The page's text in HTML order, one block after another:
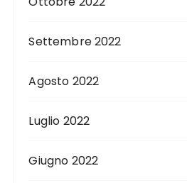
Settembre 2022
Agosto 2022
Luglio 2022
Giugno 2022